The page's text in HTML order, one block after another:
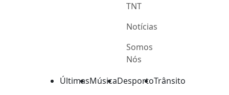
TNT
Notícias
Somos
Nós
ÚltimasMúsicaDesportoTrânsito